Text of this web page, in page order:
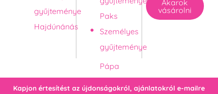
gyűjteménye
Hajdúnánás
Paks
Személyes
gyűjteménye
Akarok
vásárolni
Kapjon értesítést az újdonságokról, ajánlatokról e-mailre